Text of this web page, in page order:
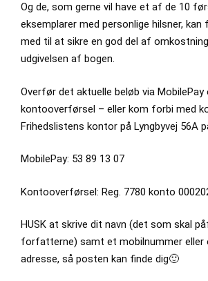
Og de, som gerne vil have et af de 10
eksemplarer med personlige hilsner, kan
med til at sikre en god del af
udgivelsen af bogen.
Overfør det aktuelle beløb via MobilePay
kontooverførsel – eller kom forbi med
Frihedslistens kontor på Lyngbyvej 56A
MobilePay: 53 89 13 07
Kontooverførsel: Reg. 7780 konto
HUSK at skrive dit navn (det som skal
forfatterne) samt et mobilnummer eller
adresse, så posten kan finde dig🙂